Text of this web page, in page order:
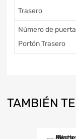
Trasero
Número de
Portón Trasero
TAMBIÉN